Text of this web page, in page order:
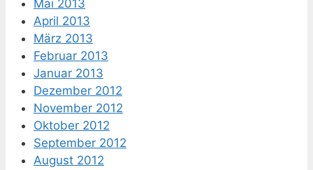
Mai 2013
April 2013
März 2013
Februar 2013
Januar 2013
Dezember 2012
November 2012
Oktober 2012
September 2012
August 2012